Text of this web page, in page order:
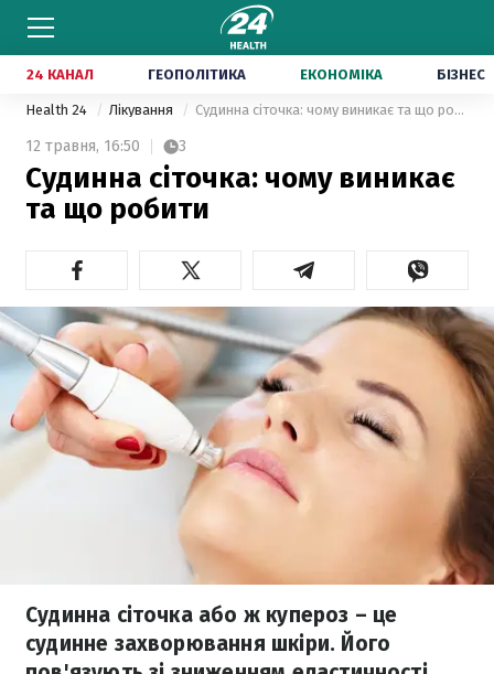
24 КАНАЛ ГЕОПОЛІТИКА ЕКОНОМІКА БІЗНЕС
Health 24 Лікування Судинна сіточка: чому виникає та що робити
12 травня, 16:50 3
Судинна сіточка: чому виникає
та що робити
Судинна сіточка або ж купероз – це
судинне захворювання шкіри. Його